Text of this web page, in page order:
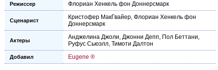
Режиссер Флориан Хенкель фон Доннерсмарк
Сценарист Кристофер МакГвайер, Флориан Хенкель фон
Доннерсмарк
Актеры Анджелина Джоли, Джонни Депп, Пол Беттани,
Руфус Сьюэлл, Тимоти Далтон
Добавил Eugene ®